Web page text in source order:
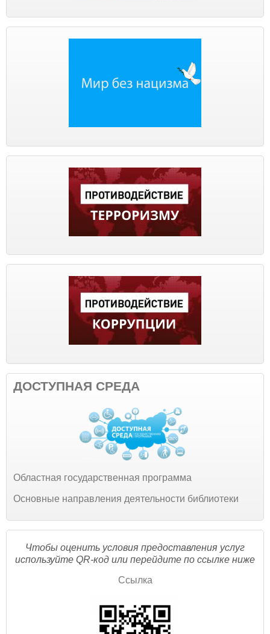
ДОСТУПНАЯ СРЕДА
Областная государственная программа
Основные направления деятельности библиотеки
Чтобы оценить условия предоставления услуг
используйте QR-код или перейдите по ссылке ниже
Ссылка